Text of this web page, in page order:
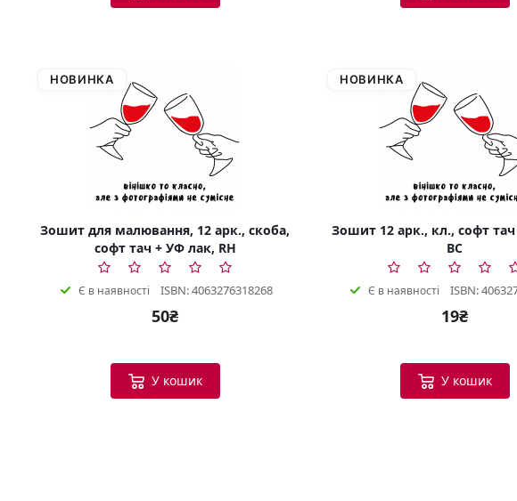
НОВИНКА
Зошит для малювання, 12 арк., скоба,
софт тач + УФ лак, RH
Є в наявності ISBN: 4063276318268
50₴
У кошик
НОВИНКА
Зошит 12 арк., кл., софт
BC
Є в наявності ISBN:
19₴
У кошик